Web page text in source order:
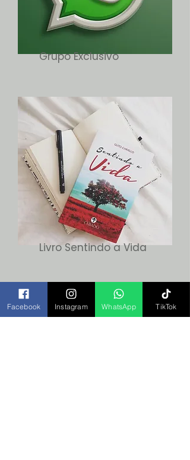
Grupo Exclusivo
Livro Sentindo a Vida
Facebook Instagram WhatsApp TikTok